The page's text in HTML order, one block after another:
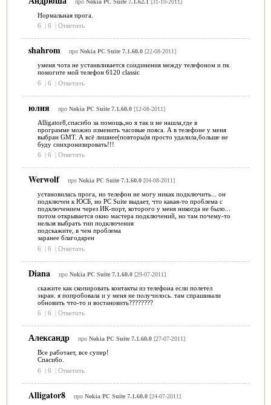
Нормальная прога.
6
| 6 | Ответить
shahrom про Nokia PC Suite 7.1.60.0[22-08-2011]
уменя чота не устанвливается соидинения между телефоном и пк
помогите мой телефон 6120 classic
6
| 6 | Ответить
юлия про Nokia PC Suite 7.1.60.0[12-08-2011]
Alligator8,спасибо за помощь,но я так и не нашла,где в
программе можно изменить часовые пояса. А в телефоне у меня
выбран GMT. А всё лишнее(повторы)я просто удалила,больше не
буду синхронизировать!!!
6
| 6 | Ответить
Werwolf про Nokia PC Suite 7.1.60.0[04-08-2011]
установилась прога, но телефон не могу никак подключить... он
подключен к ЮСБ, но PC Suite выдает, что какая-то проблема с
подключением через ИК-порт, которого у меня никогда не было...
потом открывается окно мастера подключений, но там почему-то
нельзя выбрать тип подключения
подскажите, в чем проблема
заранее благодарен
6
| 6 | Ответить
Diana про Nokia PC Suite 7.1.60.0[29-07-2011]
скажите как скопировать контакты из телефона если полетел
экран. я попробовала и у меня не получилось. там спрашивали
обновить что-то и востановить????????
6
| 6 | Ответить
Александр про Nokia PC Suite 7.1.60.0[27-07-2011]
Все работает, все супер!
Спасибо.
6
| 6 | Ответить
Alligator8 про Nokia PC Suite 7.1.60.0[24-07-2011]